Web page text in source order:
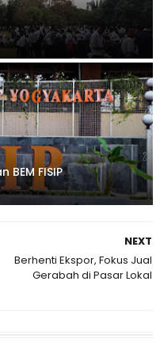
FISIP
NEXT
Berhenti Ekspor, Fokus Jual
Gerabah di Pasar Lokal